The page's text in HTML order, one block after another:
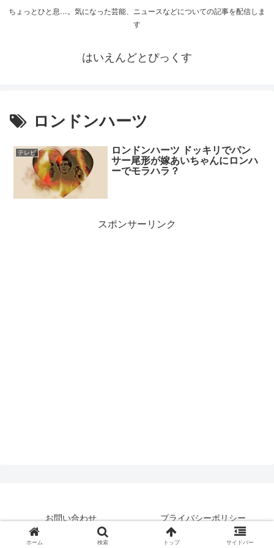
ちょっとひと息…。気になった芸能、ニュースなどについての記事を配信しま
す
はいえんどとぴっくす
ロンドンハーツ
テレビ ロンドンハーツ ドッキリでパン
サー尾形が嫁あいちゃんにロンハ
ーでモラハラ？
スポンサーリンク
お問い合わせ
プライバシーポリシー
© 2019 はいえんどとぴっくす.
ホーム 検索 トップ サイドバー